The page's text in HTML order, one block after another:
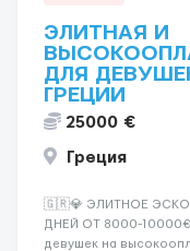
ЭЛИТНАЯ И
ДЛЯ
ГРЕЦИИ
25000 €
Греция
🇬🇷💎 ЭЛИТНОЕ
ДНЕЙ ОТ 8000-10000€
девушек на